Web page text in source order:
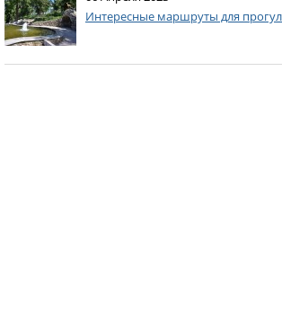
Интересные маршруты для